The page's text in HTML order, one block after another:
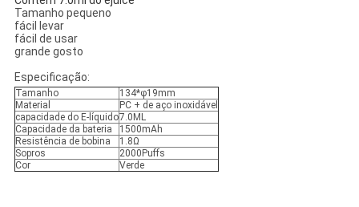
Tamanho pequeno
fácil levar
fácil de usar
grande gosto
Especificação:
Tamanho
134*φ19mm
Material
PC + de aço inoxidável
capacidade do E-líquido7.0ML
Capacidade da bateria
1500mAh
Resistência de bobina
1.8Ω
Sopros
2000Puffs
Cor
Verde